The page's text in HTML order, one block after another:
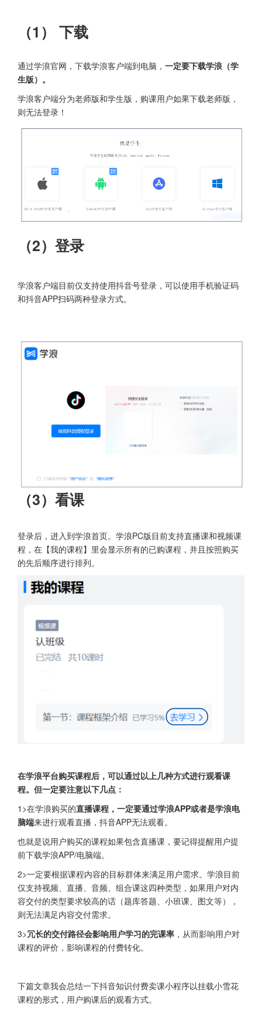
（1） 下载
通过学浪官网，下载学浪客户端到电脑， 一定要下载学浪（学
生版）。
学浪客户端分为老师版和学生版，购课用户如果下载老师版，
则无法登录！
（2）登录
学浪客户端目前仅支持使用抖音号登录，可以使用手机验证码
和抖音APP扫码两种登录方式。
（3）看课
登录后，进入到学浪首页。学浪PC版目前支持直播课和视频课
程，在【我的课程】里会显示所有的已购课程，并且按照购买
的先后顺序进行排列。
在学浪平台购买课程后，可以通过以上几种方式进行观看课
程。但一定要注意以下几点：
1>在学浪购买的直播课程，一定要通过学浪APP或者是学浪电
脑端来进行观看直播，抖音APP无法观看。
也就是说用户购买的课程如果包含直播课，要记得提醒用户提
前下载学浪APP/电脑端。
2>一定要根据课程内容的目标群体来满足用户需求。学浪目前
仅支持视频、直播、音频、组合课这四种类型，如果用户对内
容交付的类型要求较高的话（题库答题、小班课、图文等），
则无法满足内容交付需求。
3>冗长的交付路径会影响用户学习的完课率 ，从而影响用户对
课程的评价，影响课程的付费转化。
下篇文章我会总结一下抖音知识付费卖课小程序以挂载小雪花
课程的形式，用户购课后的观看方式。